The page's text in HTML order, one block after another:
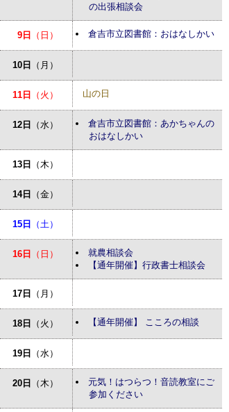
の出張相談会
9日 （日） 倉吉市立図書館：おはなしかい
10日 （月）
11日 （火） 山の日
12日 （水）
倉吉市立図書館：あかちゃんの
おはなしかい
13日 （木）
14日 （金）
15日 （土）
16日 （日）
就農相談会
【通年開催】行政書士相談会
17日 （月）
18日 （火） 【通年開催】 こころの相談
19日 （水）
20日 （木）
元気！はつらつ！音読教室にご
参加ください